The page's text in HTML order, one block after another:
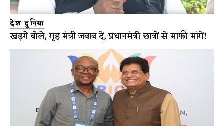
देश दुनिया
खड़गे बोले, गृह मंत्री जवाब दें, प्रधानमंत्री छात्रों से माफी मांगें!